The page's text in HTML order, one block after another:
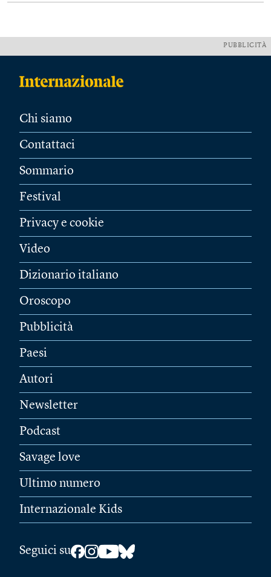
PUBBLICITÀ
Chi siamo
Contattaci
Sommario
Festival
Privacy e cookie
Video
Dizionario italiano
Oroscopo
Pubblicità
Paesi
Autori
Newsletter
Podcast
Savage love
Ultimo numero
Internazionale Kids
Seguici su